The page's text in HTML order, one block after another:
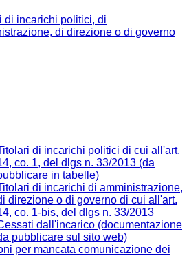
di incarichi politici, di
di direzione o di governo
di incarichi politici di cui all'art.
co. 1, del dlgs n. 33/2013 (da
in tabelle)
di incarichi di amministrazione,
direzione o di governo di cui all'art.
co. 1-bis, del dlgs n. 33/2013
dall'incarico (documentazione
pubblicare sul sito web)
per mancata comunicazione dei